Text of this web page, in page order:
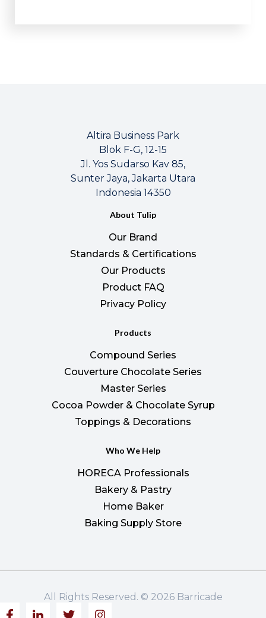
Altira Business Park
Blok F-G, 12-15
Jl. Yos Sudarso Kav 85,
Sunter Jaya, Jakarta Utara
Indonesia 14350
About Tulip
Our Brand
Standards & Certifications
Our Products
Product FAQ
Privacy Policy
Products
Compound Series
Couverture Chocolate Series
Master Series
Cocoa Powder & Chocolate Syrup
Toppings & Decorations
Who We Help
HORECA Professionals
Bakery & Pastry
Home Baker
Baking Supply Store
All Rights Reserved. © 2026 Barricade